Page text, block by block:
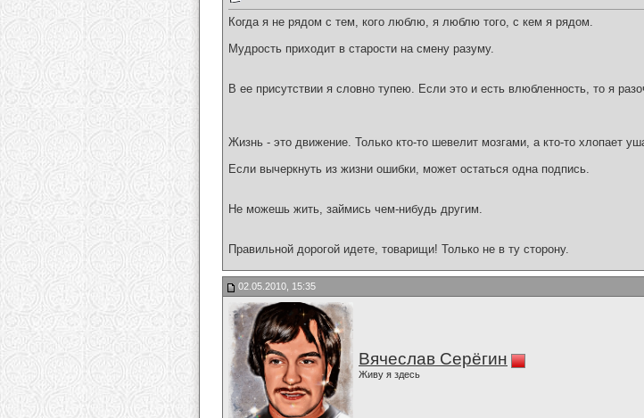
Когда я не рядом с тем, кого люблю, я люблю того, с кем я рядом.
Мудрость приходит в старости на смену разуму.
В ее присутствии я словно тупею. Если это и есть влюбленность, то я
Жизнь - это движение. Только кто-то шевелит мозгами, а кто-то хлопает
Если вычеркнуть из жизни ошибки, может остаться одна подпись.
Не можешь жить, займись чем-нибудь другим.
Правильной дорогой идете, товарищи! Только не в ту сторону.
02.05.2010, 15:35
Вячеслав Серёгин
Живу я здесь